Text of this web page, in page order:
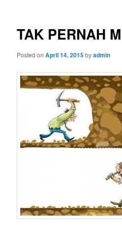
TAK PERNAH
Posted onApril 14, 2015byadmin